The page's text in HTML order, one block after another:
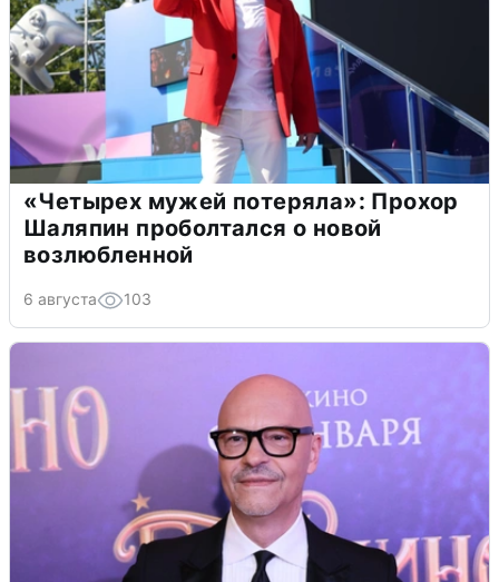
«Четырех мужей потеряла»: Прохор
Шаляпин проболтался о новой
возлюбленной
6 августа 103